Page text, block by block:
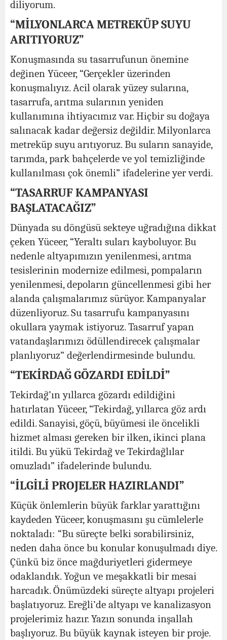
diliyorum.
“MİLYONLARCA METREKÜP SUYU
ARITIYORUZ”
Konuşmasında su tasarrufunun önemine
değinen Yüceer, “Gerçekler üzerinden
konuşmalıyız. Acil olarak yüzey sularına,
tasarrufa, arıtma sularının yeniden
kullanımına ihtiyacımız var. Hiçbir su doğaya
salınacak kadar değersiz değildir. Milyonlarca
metreküp suyu arıtıyoruz. Bu suların sanayide,
tarımda, park bahçelerde ve yol temizliğinde
kullanılması çok önemli” ifadelerine yer verdi.
“TASARRUF KAMPANYASI
BAŞLATACAĞIZ”
Dünyada su döngüsü sekteye uğradığına dikkat
çeken Yüceer, “Yeraltı suları kayboluyor. Bu
nedenle altyapımızın yenilenmesi, arıtma
tesislerinin modernize edilmesi, pompaların
yenilenmesi, depoların güncellenmesi gibi her
alanda çalışmalarımız sürüyor. Kampanyalar
düzenliyoruz. Su tasarrufu kampanyasını
okullara yaymak istiyoruz. Tasarruf yapan
vatandaşlarımızı ödüllendirecek çalışmalar
planlıyoruz” değerlendirmesinde bulundu.
“TEKİRDAĞ GÖZARDI EDİLDİ”
Tekirdağ’ın yıllarca gözardı edildiğini
hatırlatan Yüceer, “Tekirdağ, yıllarca göz ardı
edildi. Sanayisi, göçü, büyümesi ile öncelikli
hizmet alması gereken bir ilken, ikinci plana
itildi. Bu yükü Tekirdağ ve Tekirdağlılar
omuzladı” ifadelerinde bulundu.
“İLGİLİ PROJELER HAZIRLANDI”
Küçük önlemlerin büyük farklar yarattığını
kaydeden Yüceer, konuşmasını şu cümlelerle
noktaladı: “Bu süreçte belki sorabilirsiniz,
neden daha önce bu konular konuşulmadı diye.
Çünkü biz önce mağduriyetleri gidermeye
odaklandık. Yoğun ve meşakkatli bir mesai
harcadık. Önümüzdeki süreçte altyapı projeleri
başlatıyoruz. Ereğli’de altyapı ve kanalizasyon
projelerimiz hazır. Yazın sonunda inşallah
başlıyoruz. Bu büyük kaynak isteyen bir proje.